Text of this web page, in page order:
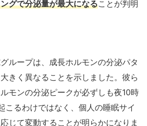
グで分泌量が最大になることが判明
ループは、成長ホルモンの分泌パタ
きく異なることを示しました。彼ら
モンの分泌ピークが必ずしも夜10時
こるわけではなく、個人の睡眠サイ
じて変動することが明らかになりま